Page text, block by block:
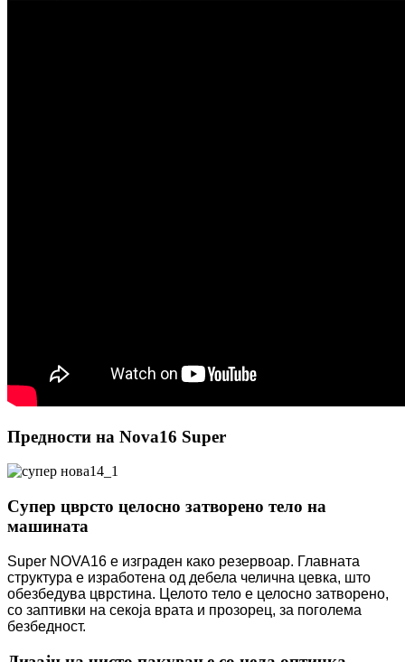
Предности на Nova16 Super
Супер цврсто целосно затворено тело на
машината
Super NOVA16 е изграден како резервоар. Главната
структура е изработена од дебела челична цевка, што
обезбедува цврстина. Целото тело е целосно затворено,
со заптивки на секоја врата и прозорец, за поголема
безбедност.